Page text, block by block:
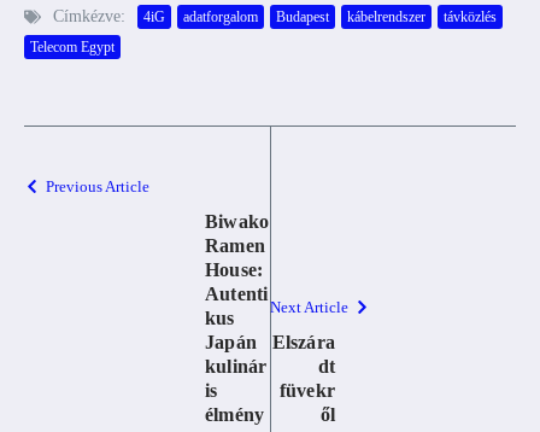
Címkézve: 4iG adatforgalom Budapest kábelrendszer
távközlés
Telecom Egypt
Previous Article
Biwako
Ramen
House:
Autenti
kus
Japán
kulinár
is
élmény
Next Article
Elszára
dt
füvekr
ől